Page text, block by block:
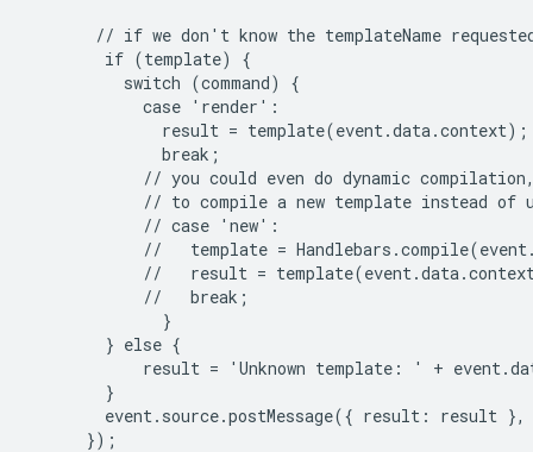
// if we don't know the templateName
        if (template) {
          switch (command) {
            case 'render':
              result = template(event.data.context);
              break;
// you could even do dynamic
// to compile a new template instead of
            // case 'new':
//   template =
//   result =
            //   break;
              }
        } else {
result = 'Unknown template: ' +
        }
event.source.postMessage({ result: result
      });